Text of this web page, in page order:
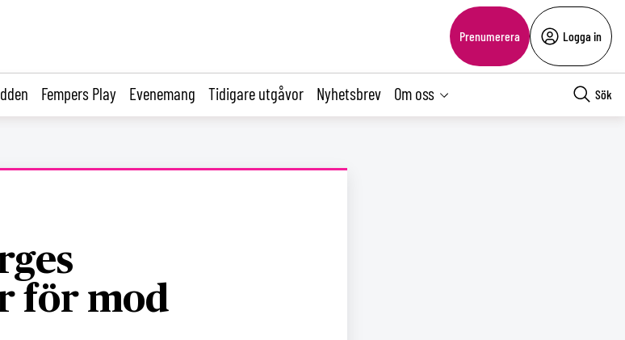
Prenumerera Logga in
Fempers Play Evenemang Tidigare utgåvor Nyhetsbrev Om oss Sök
för mod